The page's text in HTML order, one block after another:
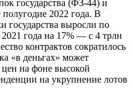
государства (ФЗ-44) и
2022 года. В
государства выросли по
года на 17% — с 4 трлн
контрактов сократилось
«в деньгах» может
цен на фоне высокой
на укрупнение лотов